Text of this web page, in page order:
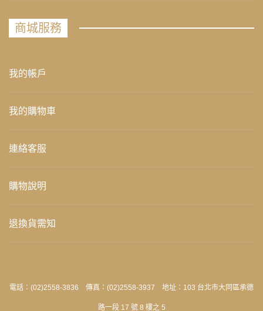
商城服務
我的帳戶
我的購物車
連絡客服
購物說明
退換貨需知
電話：(02)2558-3836 傳真：(02)2558-3937 地址：103 台北市大同區承德
路一段 17 號 8 樓之 5